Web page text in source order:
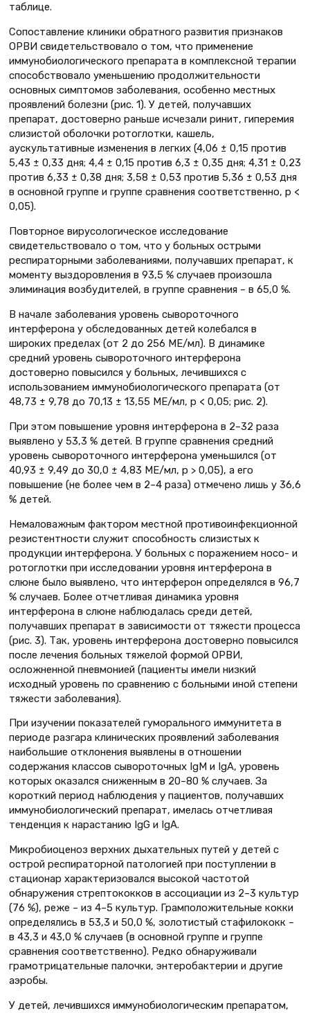
таблице.
Сопоставление клиники обратного развития признаков
ОРВИ свидетельствовало о том, что применение
иммунобиологического препарата в комплексной терапии
способствовало уменьшению продолжительности
основных симптомов заболевания, особенно местных
проявлений болезни (рис. 1). У детей, получавших
препарат, достоверно раньше исчезали ринит, гиперемия
слизистой оболочки ротоглотки, кашель,
аускультативные изменения в легких (4,06 ± 0,15 против
5,43 ± 0,33 дня; 4,4 ± 0,15 против 6,3 ± 0,35 дня; 4,31 ± 0,23
против 6,33 ± 0,38 дня; 3,58 ± 0,53 против 5,36 ± 0,53 дня
в основной группе и группе сравнения соответственно, р <
0,05).
Повторное вирусологическое исследование
свидетельствовало о том, что у больных острыми
респираторными заболеваниями, получавших препарат, к
моменту выздоровления в 93,5 % случаев произошла
элиминация возбудителей, в группе сравнения – в 65,0 %.
В начале заболевания уровень сывороточного
интерферона у обследованных детей колебался в
широких пределах (от 2 до 256 МЕ/мл). В динамике
средний уровень сывороточного интерферона
достоверно повысился у больных, лечившихся с
использованием иммунобиологического препарата (от
48,73 ± 9,78 до 70,13 ± 13,55 МЕ/мл, р < 0,05; рис. 2).
При этом повышение уровня интерферона в 2–32 раза
выявлено у 53,3 % детей. В группе сравнения средний
уровень сывороточного интерферона уменьшился (от
40,93 ± 9,49 до 30,0 ± 4,83 МЕ/мл, р > 0,05), а его
повышение (не более чем в 2–4 раза) отмечено лишь у 36,6
% детей.
Немаловажным фактором местной противоинфекционной
резистентности служит способность слизистых к
продукции интерферона. У больных с поражением носо- и
ротоглотки при исследовании уровня интерферона в
слюне было выявлено, что интерферон определялся в 96,7
% случаев. Более отчетливая динамика уровня
интерферона в слюне наблюдалась среди детей,
получавших препарат в зависимости от тяжести процесса
(рис. 3). Так, уровень интерферона достоверно повысился
после лечения больных тяжелой формой ОРВИ,
осложненной пневмонией (пациенты имели низкий
исходный уровень по сравнению с больными иной степени
тяжести заболевания).
При изучении показателей гуморального иммунитета в
периоде разгара клинических проявлений заболевания
наибольшие отклонения выявлены в отношении
содержания классов сывороточных IgM и IgА, уровень
которых оказался сниженным в 20–80 % случаев. За
короткий период наблюдения у пациентов, получавших
иммунобиологический препарат, имелась отчетливая
тенденция к нарастанию IgG и IgA.
Микробиоценоз верхних дыхательных путей у детей с
острой респираторной патологией при поступлении в
стационар характеризовался высокой частотой
обнаружения стрептококков в ассоциации из 2–3 культур
(76 %), реже – из 4–5 культур. Грамположительные кокки
определялись в 53,3 и 50,0 %, золотистый стафилококк –
в 43,3 и 43,0 % случаев (в основной группе и группе
сравнения соответственно). Редко обнаруживали
грамотрицательные палочки, энтеробактерии и другие
аэробы.
У детей, лечившихся иммунобиологическим препаратом,